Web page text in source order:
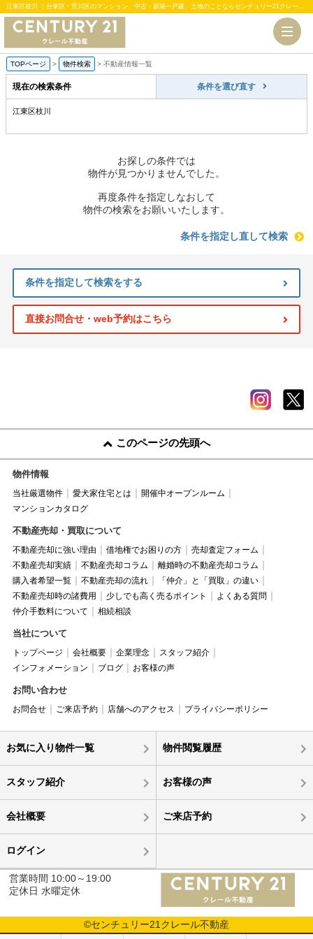
江東区枝川 ｜台東区・荒川区のマンション、中古・新築一戸建、土地のことならセンチュリー21クレール不動産
TOPページ > 物件検索 > 不動産情報一覧
現在の検索条件 条件を選び直す
江東区枝川
お探しの条件では
物件が見つかりませんでした。
再度条件を指定しなおして
物件の検索をお願いいたします。
条件を指定し直して検索
条件を指定して検索をする
直接お問合せ・web予約はこちら
このページの先頭へ
物件情報
当社厳選物件 愛犬家住宅とは
開催中オープンルーム
マンションカタログ
不動産売却・買取について
不動産売却に強い理由 借地権でお困りの方
売却査定フォーム
不動産売却実績
不動産売却コラム
離婚時の不動産売却コラム
購入者希望一覧
不動産売却の流れ
「仲介」と「買取」の違い
不動産売却時の諸費用
少しでも高く売るポイント
よくある質問
仲介手数料について
相続相談
当社について
トップページ 会社概要 企業理念
スタッフ紹介
インフォメーション
ブログ お客様の声
お問い合わせ
お問合せ ご来店予約 店舗へのアクセス プライバシーポリシー
お気に入り物件一覧 物件閲覧履歴
スタッフ紹介 お客様の声
会社概要 ご来店予約
ログイン
営業時間 10:00～19:00
定休日 水曜定休
©センチュリー21クレール不動産